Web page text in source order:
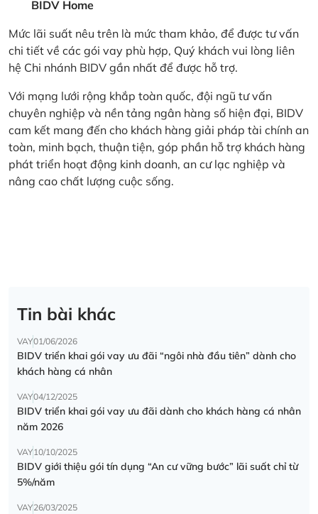
BIDV Home
Mức lãi suất nêu trên là mức tham khảo, để được tư vấn
chi tiết về các gói vay phù hợp, Quý khách vui lòng liên
hệ Chi nhánh BIDV gần nhất để được hỗ trợ.
Với mạng lưới rộng khắp toàn quốc, đội ngũ tư vấn
chuyên nghiệp và nền tảng ngân hàng số hiện đại, BIDV
cam kết mang đến cho khách hàng giải pháp tài chính an
toàn, minh bạch, thuận tiện, góp phần hỗ trợ khách hàng
phát triển hoạt động kinh doanh, an cư lạc nghiệp và
nâng cao chất lượng cuộc sống.
Tin bài khác
VAY01/06/2026
BIDV triển khai gói vay ưu đãi “ngôi nhà đầu tiên” dành cho
khách hàng cá nhân
VAY04/12/2025
BIDV triển khai gói vay ưu đãi dành cho khách hàng cá nhân
năm 2026
VAY10/10/2025
BIDV giới thiệu gói tín dụng “An cư vững bước” lãi suất chỉ từ
5%/năm
VAY26/03/2025